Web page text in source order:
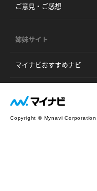
ご意見・ご感想
姉妹サイト
マイナビおすすめナビ
Copyright © Mynavi Corporation